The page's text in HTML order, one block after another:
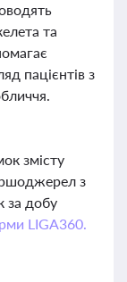
та
пацієнтів з
змісту
з
за добу
LIGA360.